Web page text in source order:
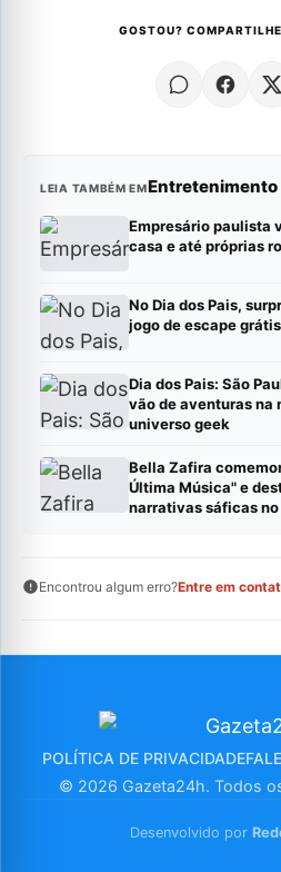
GOSTOU?
LEIA TAMBÉM EMEntretenimento
Empresário paulista
casa e até próprias
No Dia dos Pais,
jogo de escape
Dia dos Pais: São
vão de aventuras na
universo geek
Bella Zafira
Última Música" e
narrativas sáficas
Encontrou algum erro?Entre em
POLÍTICA DE PRIVACIDADE
© 2026 Gazeta24h. Todos
Desenvolvido por